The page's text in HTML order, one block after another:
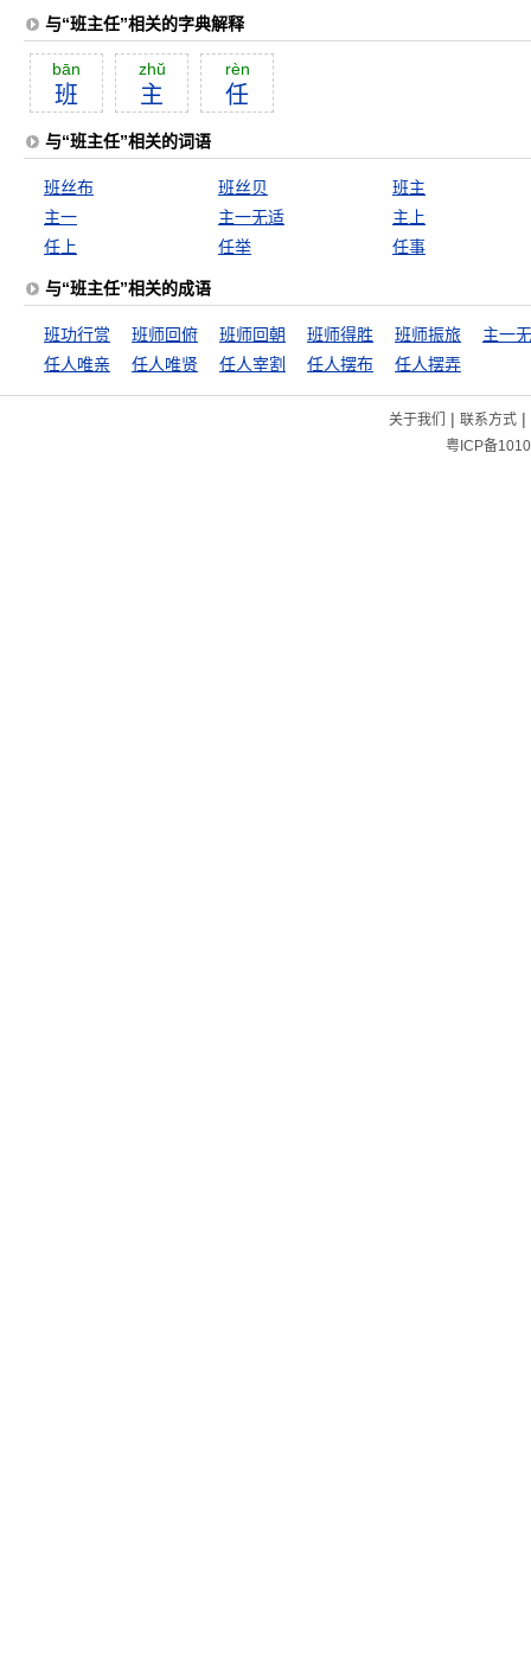
与“班主任”相关的字典解释
bān
班
zhŭ
主
rèn
任
与“班主任”相关的词语
班丝布 班丝贝
班主
主一
主一无适
主上
任上
任举 任事
与“班主任”相关的成语
班功行赏 班师回俯 班师回朝 班师得胜 班师振旅
主一
任人唯亲
任人唯贤 任人宰割 任人摆布 任人摆弄
关于我们 | 联系方式|
粤ICP备